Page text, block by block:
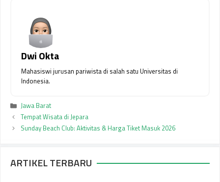
Dwi Okta
Mahasiswi jurusan pariwista di salah satu Universitas di
Indonesia.
Kategori
Jawa Barat
Tempat Wisata di Jepara
Sunday Beach Club: Aktivitas & Harga Tiket Masuk 2026
ARTIKEL TERBARU